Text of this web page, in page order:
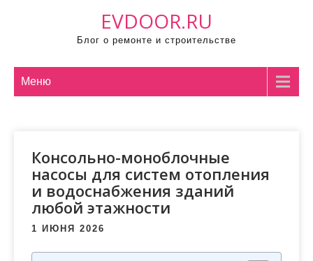
EVDOOR.RU
Блог о ремонте и строительстве
Меню
Консольно-моноблочные
насосы для систем отопления
и водоснабжения зданий
любой этажности
1 ИЮНЯ 2026